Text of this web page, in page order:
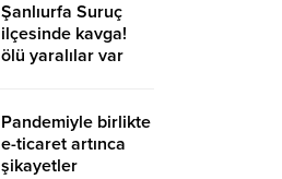
Şanlıurfa Suruç
ilçesinde kavga!
ölü yaralılar var
Pandemiyle birlikte
e-ticaret artınca
şikayetler